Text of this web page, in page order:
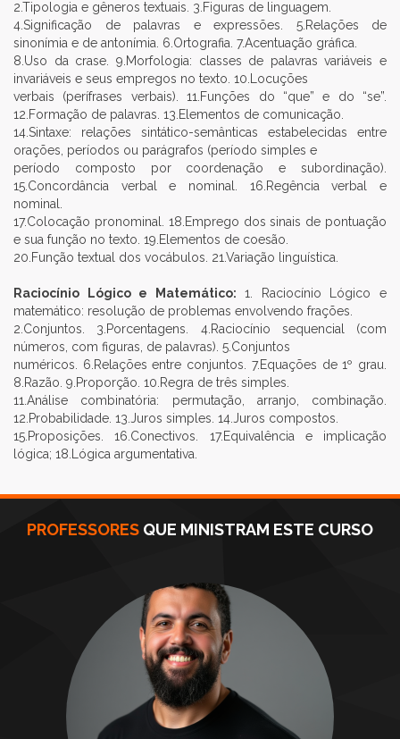
2.Tipologia e gêneros textuais. 3.Figuras de linguagem.
4.Significação de palavras e expressões. 5.Relações de
sinonímia e de antonímia. 6.Ortografia. 7.Acentuação gráfica.
8.Uso da crase. 9.Morfologia: classes de palavras variáveis e
invariáveis e seus empregos no texto. 10.Locuções
verbais (perífrases verbais). 11.Funções do “que” e do “se”.
12.Formação de palavras. 13.Elementos de comunicação.
14.Sintaxe: relações sintático-semânticas estabelecidas entre
orações, períodos ou parágrafos (período simples e
período composto por coordenação e subordinação).
15.Concordância verbal e nominal. 16.Regência verbal e
nominal.
17.Colocação pronominal. 18.Emprego dos sinais de pontuação
e sua função no texto. 19.Elementos de coesão.
20.Função textual dos vocábulos. 21.Variação linguística.
Raciocínio Lógico e Matemático: 1. Raciocínio Lógico e
matemático: resolução de problemas envolvendo frações.
2.Conjuntos. 3.Porcentagens. 4.Raciocínio sequencial (com
números, com figuras, de palavras). 5.Conjuntos
numéricos. 6.Relações entre conjuntos. 7.Equações de 1º grau.
8.Razão. 9.Proporção. 10.Regra de três simples.
11.Análise combinatória: permutação, arranjo, combinação.
12.Probabilidade. 13.Juros simples. 14.Juros compostos.
15.Proposições. 16.Conectivos. 17.Equivalência e implicação
lógica; 18.Lógica argumentativa.
PROFESSORES QUE MINISTRAM ESTE CURSO